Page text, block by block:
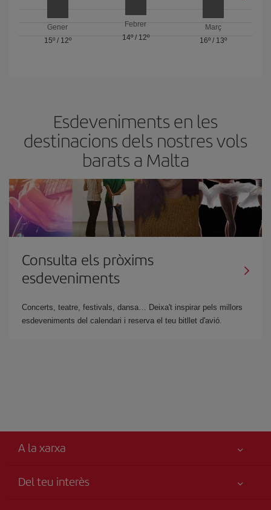
Gener
15º/ 12º
Febrer
14º/ 12º
Març
16º / 13º
Esdeveniments en les
destinacions dels nostres vols
barats a Malta
Consulta els pròxims
esdeveniments
Concerts, teatre, festivals, dansa… Deixa't inspirar pels millors
esdeveniments del calendari i reserva el teu bitllet d'avió.
A la xarxa
Del teu interès